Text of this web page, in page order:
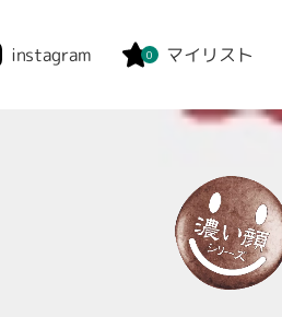
instagram 0 マイリスト